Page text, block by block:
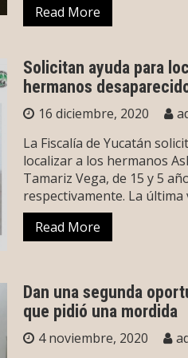
Read More
Solicitan ayuda para
hermanos
16 diciembre, 2020
La Fiscalía de Yucatán
localizar a los hermanos
Tamariz Vega, de 15 y 5
respectivamente. La última
Read More
Dan una segunda
que pidió una mordida
4 noviembre, 2020